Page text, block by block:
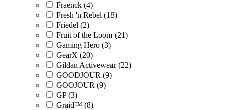
Fraenck (4)
Fresh 'n Rebel (18)
Friedel (2)
Fruit of the Loom (21)
Gaming Hero (3)
GearX (20)
Gildan Activewear (22)
GOODJOUR (9)
GOOJOUR (9)
GP (3)
Graid™ (8)